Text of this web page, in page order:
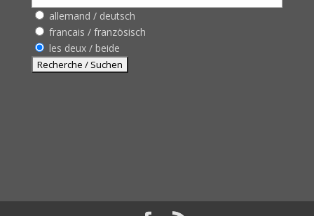
allemand / deutsch
francais / französisch
les deux / beide